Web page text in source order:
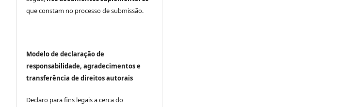
que constam no processo de submissão.
Modelo de declaração de
responsabilidade, agradecimentos e
transferência de direitos autorais
Declaro para fins legais a cerca do